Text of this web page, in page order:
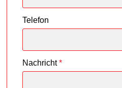
Telefon
Nachricht *